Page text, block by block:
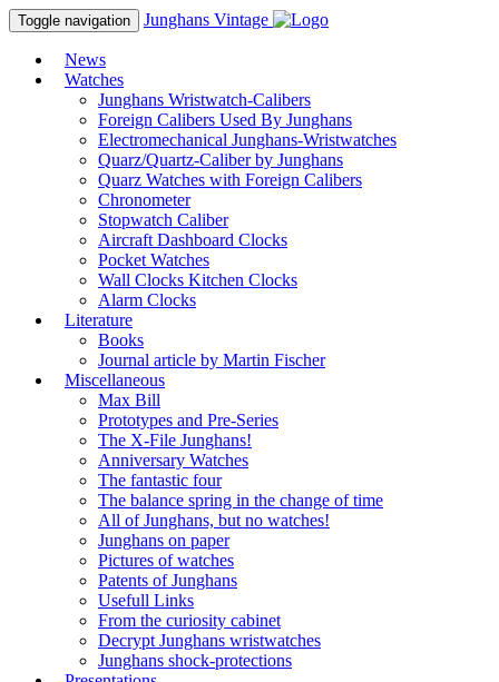
Toggle navigation Junghans Vintage
News
Watches
Junghans Wristwatch-Calibers
Foreign Calibers Used By Junghans
Electromechanical Junghans-Wristwatches
Quarz/Quartz-Caliber by Junghans
Quarz Watches with Foreign Calibers
Chronometer
Stopwatch Caliber
Aircraft Dashboard Clocks
Pocket Watches
Wall Clocks Kitchen Clocks
Alarm Clocks
Literature
Books
Journal article by Martin Fischer
Miscellaneous
Max Bill
Prototypes and Pre-Series
The X-File Junghans!
Anniversary Watches
The fantastic four
The balance spring in the change of time
All of Junghans, but no watches!
Junghans on paper
Pictures of watches
Patents of Junghans
Usefull Links
From the curiosity cabinet
Decrypt Junghans wristwatches
Junghans shock-protections